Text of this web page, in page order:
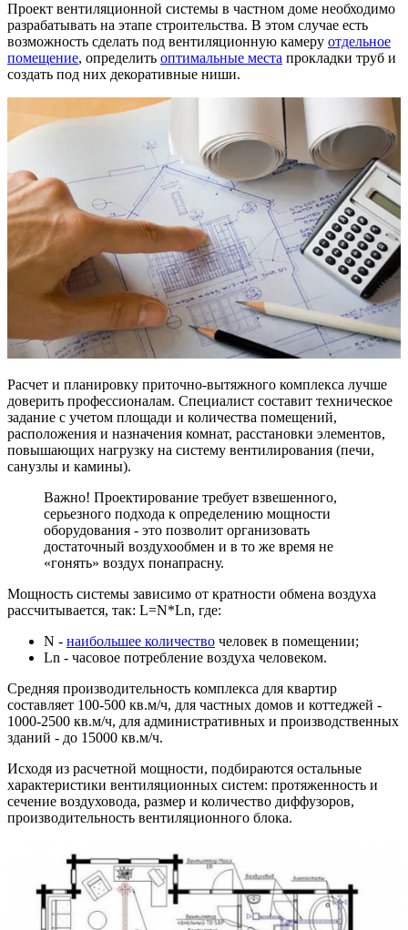
Проект вентиляционной системы в частном доме необходимо
разрабатывать на этапе строительства. В этом случае есть
возможность сделать под вентиляционную камеру отдельное
помещение, определить оптимальные места прокладки труб и
создать под них декоративные ниши.
Расчет и планировку приточно-вытяжного комплекса лучше
доверить профессионалам. Специалист составит техническое
задание с учетом площади и количества помещений,
расположения и назначения комнат, расстановки элементов,
повышающих нагрузку на систему вентилирования (печи,
санузлы и камины).
Важно! Проектирование требует взвешенного,
серьезного подхода к определению мощности
оборудования - это позволит организовать
достаточный воздухообмен и в то же время не
«гонять» воздух понапрасну.
Мощность системы зависимо от кратности обмена воздуха
рассчитывается, так: L=N*Ln, где:
N - наибольшее количество человек в помещении;
Ln - часовое потребление воздуха человеком.
Средняя производительность комплекса для квартир
составляет 100-500 кв.м/ч, для частных домов и коттеджей -
1000-2500 кв.м/ч, для административных и производственных
зданий - до 15000 кв.м/ч.
Исходя из расчетной мощности, подбираются остальные
характеристики вентиляционных систем: протяженность и
сечение воздуховода, размер и количество диффузоров,
производительность вентиляционного блока.